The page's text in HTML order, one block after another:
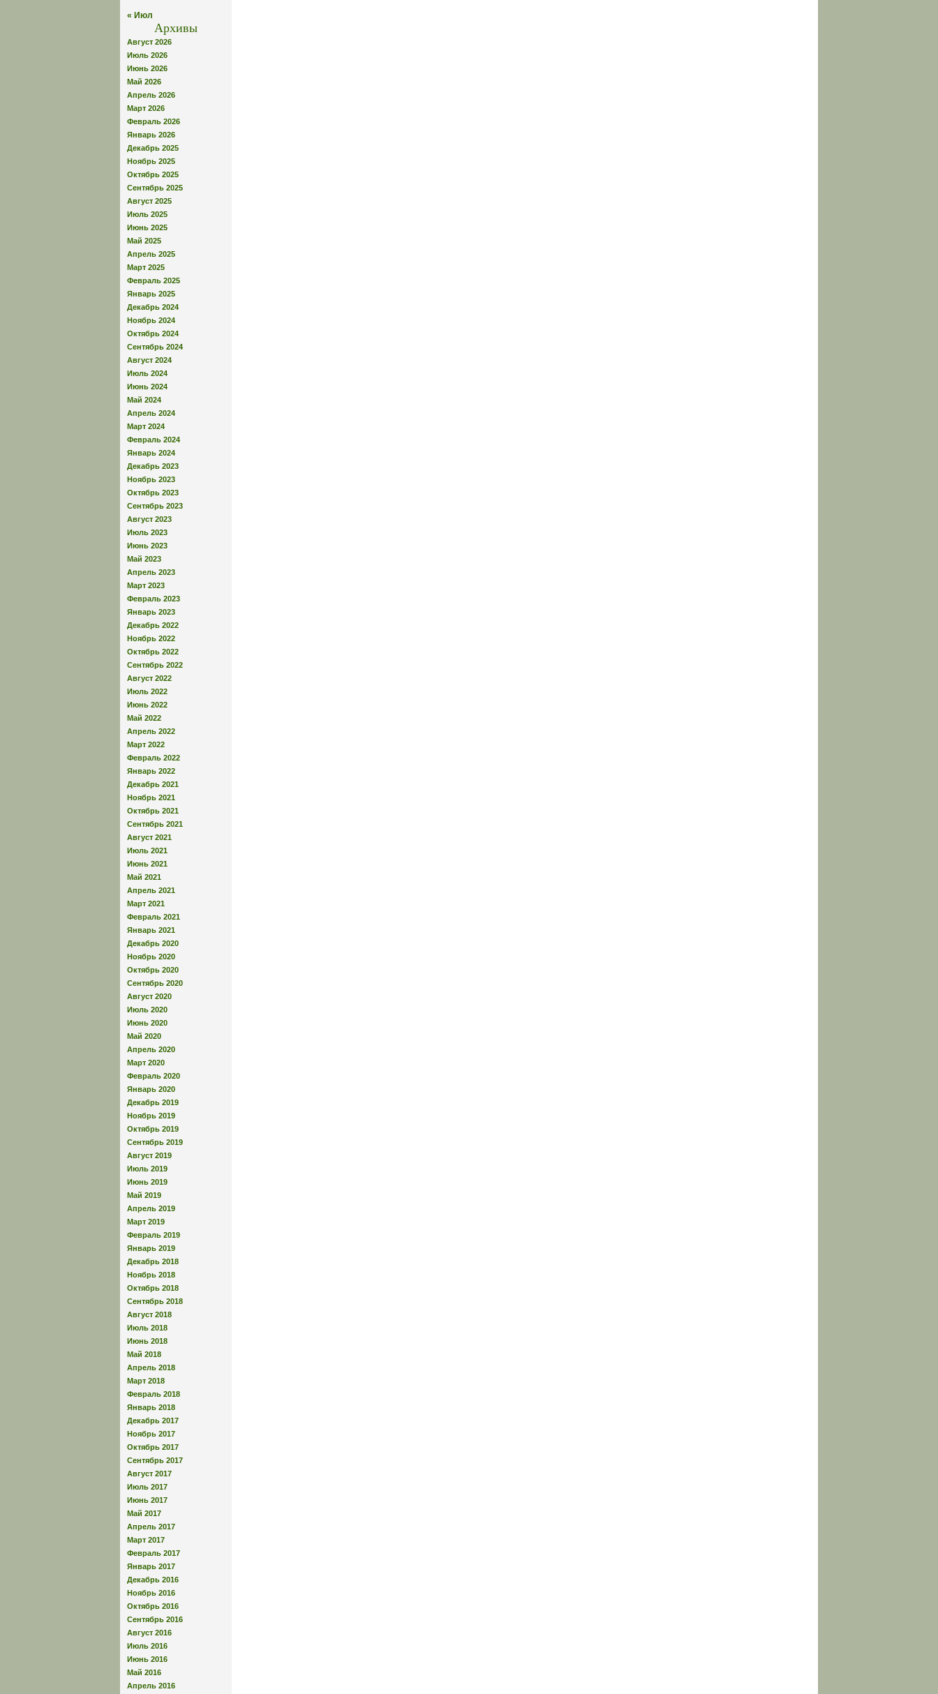
« Июл
Архивы
Август 2026
Июль 2026
Июнь 2026
Май 2026
Апрель 2026
Март 2026
Февраль 2026
Январь 2026
Декабрь 2025
Ноябрь 2025
Октябрь 2025
Сентябрь 2025
Август 2025
Июль 2025
Июнь 2025
Май 2025
Апрель 2025
Март 2025
Февраль 2025
Январь 2025
Декабрь 2024
Ноябрь 2024
Октябрь 2024
Сентябрь 2024
Август 2024
Июль 2024
Июнь 2024
Май 2024
Апрель 2024
Март 2024
Февраль 2024
Январь 2024
Декабрь 2023
Ноябрь 2023
Октябрь 2023
Сентябрь 2023
Август 2023
Июль 2023
Июнь 2023
Май 2023
Апрель 2023
Март 2023
Февраль 2023
Январь 2023
Декабрь 2022
Ноябрь 2022
Октябрь 2022
Сентябрь 2022
Август 2022
Июль 2022
Июнь 2022
Май 2022
Апрель 2022
Март 2022
Февраль 2022
Январь 2022
Декабрь 2021
Ноябрь 2021
Октябрь 2021
Сентябрь 2021
Август 2021
Июль 2021
Июнь 2021
Май 2021
Апрель 2021
Март 2021
Февраль 2021
Январь 2021
Декабрь 2020
Ноябрь 2020
Октябрь 2020
Сентябрь 2020
Август 2020
Июль 2020
Июнь 2020
Май 2020
Апрель 2020
Март 2020
Февраль 2020
Январь 2020
Декабрь 2019
Ноябрь 2019
Октябрь 2019
Сентябрь 2019
Август 2019
Июль 2019
Июнь 2019
Май 2019
Апрель 2019
Март 2019
Февраль 2019
Январь 2019
Декабрь 2018
Ноябрь 2018
Октябрь 2018
Сентябрь 2018
Август 2018
Июль 2018
Июнь 2018
Май 2018
Апрель 2018
Март 2018
Февраль 2018
Январь 2018
Декабрь 2017
Ноябрь 2017
Октябрь 2017
Сентябрь 2017
Август 2017
Июль 2017
Июнь 2017
Май 2017
Апрель 2017
Март 2017
Февраль 2017
Январь 2017
Декабрь 2016
Ноябрь 2016
Октябрь 2016
Сентябрь 2016
Август 2016
Июль 2016
Июнь 2016
Май 2016
Апрель 2016